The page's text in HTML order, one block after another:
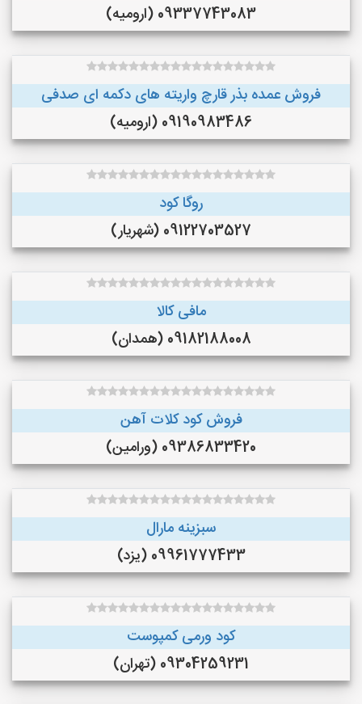
09337743083 (ارومیه)
فروش عمده بذر قارچ واریته های دکمه ای صدفی
09190983486 (ارومیه)
روگا کود
09122703527 (شهریار)
مافی کالا
09182188008 (همدان)
فروش کود کلات آهن
09386833420 (ورامین)
سبزینه مارال
09961777433 (یزد)
کود ورمی کمپوست
09304259231 (تهران)